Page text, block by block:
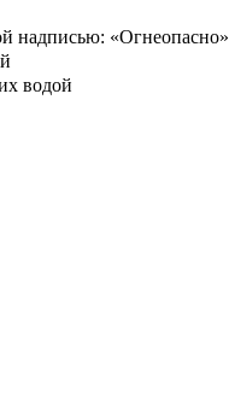
надписью: «Огнеопасно»
водой